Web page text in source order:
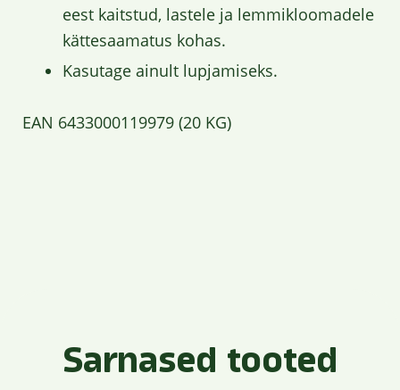
eest kaitstud, lastele ja lemmikloomadele
kättesaamatus kohas.
Kasutage ainult lupjamiseks.
EAN 6433000119979 (20 KG)
Sarnased tooted